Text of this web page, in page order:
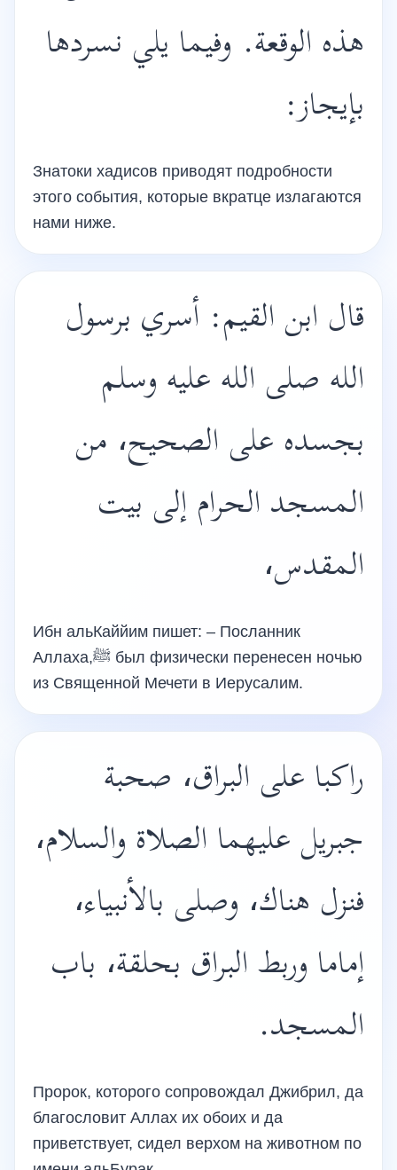
هذه الوقعة. وفيما يلي نسردها
بإيجاز:
Знатоки хадисов приводят подробности
этого события, которые вкратце излагаются
нами ниже.
قال ابن القيم: أسري برسول
الله صلى الله عليه وسلم
بجسده على الصحيح، من
المسجد الحرام إلى بيت
المقدس،
Ибн альКаййим пишет: – Посланник
Аллаха,ﷺ был физически перенесен ночью
из Священной Мечети в Иерусалим.
راكبا على البراق، صحبة
جبريل عليهما الصلاة والسلام،
فنزل هناك، وصلى بالأنبياء،
إماما وربط البراق بحلقة، باب
المسجد.
Пророк, которого сопровождал Джибрил, да
благословит Аллах их обоих и да
приветствует, сидел верхом на животном по